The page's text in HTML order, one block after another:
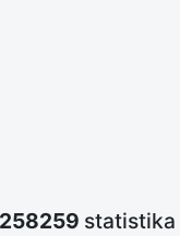
statistika